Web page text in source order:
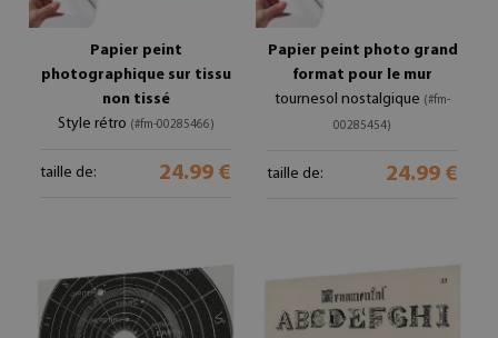
Papier peint
photographique sur tissu
non tissé
Style rétro (#fm-00285466)
taille de: 24.99 €
Papier peint photo grand
format pour le mur
tournesol nostalgique (#fm-
00285454)
taille de: 24.99 €